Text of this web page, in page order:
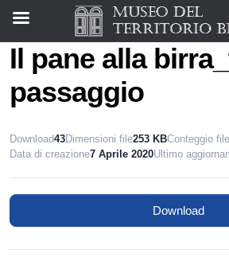
Il pane alla
passaggio
Download43Dimensioni file253 KBConteggio file
Data di creazione7 Aprile 2020Ultimo
Download